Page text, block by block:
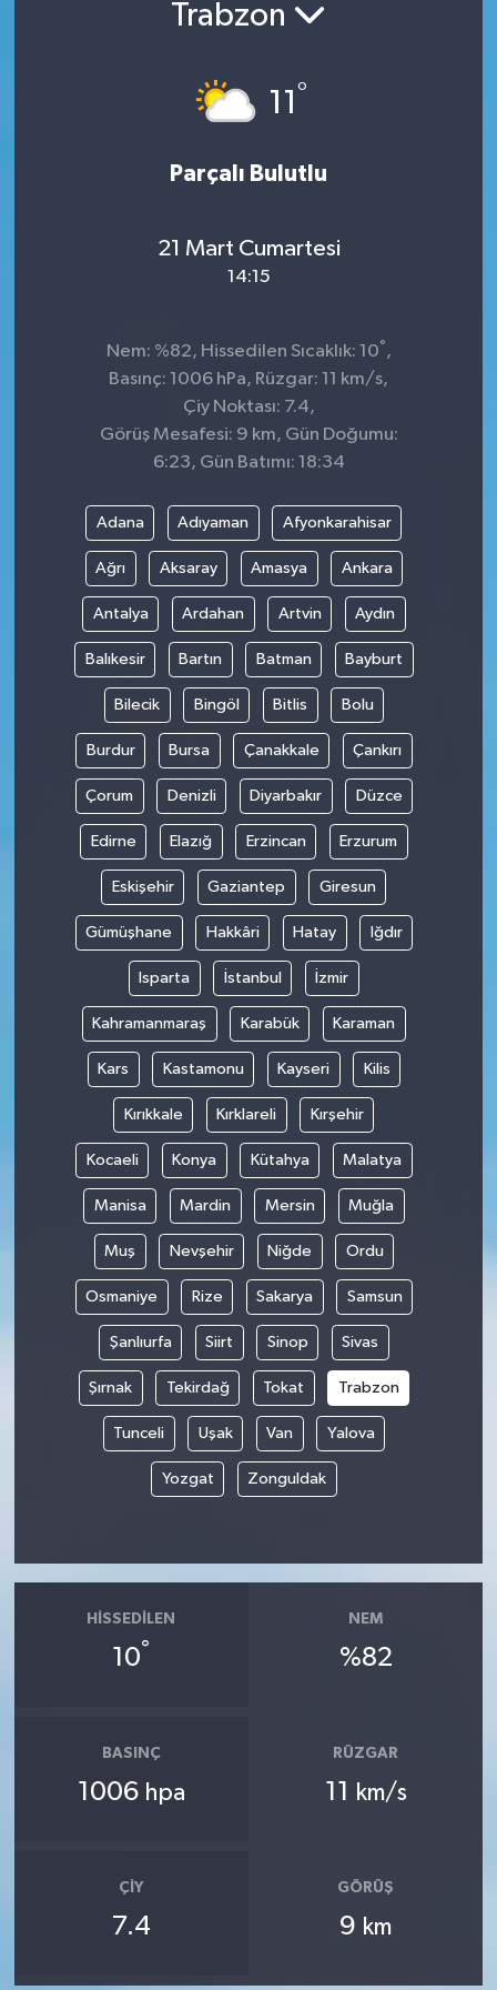
Trabzon
11°
Parçalı Bulutlu
21 Mart Cumartesi
14:15
Nem: %82, Hissedilen Sıcaklık: 10° ,
Basınç: 1006 hPa, Rüzgar: 11 km/s,
Çiy Noktası: 7.4,
Görüş Mesafesi: 9 km, Gün Doğumu:
6:23, Gün Batımı: 18:34
Adana Adıyaman Afyonkarahisar
Ağrı Aksaray Amasya Ankara
Antalya Ardahan Artvin Aydın
Balıkesir Bartın Batman Bayburt
Bilecik Bingöl Bitlis Bolu
Burdur Bursa Çanakkale Çankırı
Çorum Denizli Diyarbakır Düzce
Edirne Elazığ Erzincan Erzurum
Eskişehir Gaziantep Giresun
Gümüşhane Hakkâri Hatay Iğdır
Isparta İstanbul İzmir
Kahramanmaraş Karabük Karaman
Kars Kastamonu Kayseri Kilis
Kırıkkale Kırklareli Kırşehir
Kocaeli Konya Kütahya Malatya
Manisa Mardin Mersin Muğla
Muş Nevşehir Niğde Ordu
Osmaniye Rize Sakarya Samsun
Şanlıurfa Siirt Sinop Sivas
Şırnak Tekirdağ Tokat Trabzon
Tunceli Uşak Van Yalova
Yozgat Zonguldak
HISSEDILEN
10°
NEM
%82
BASINÇ
1006 hpa
RÜZGAR
11 km/s
ÇIY
7.4
GÖRÜŞ
9 km